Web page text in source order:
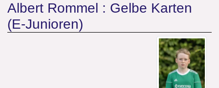
Albert Rommel : Gelbe Karten
(E-Junioren)